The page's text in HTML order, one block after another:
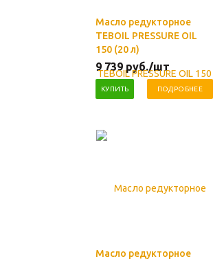
Масло редукторное
TEBOIL PRESSURE OIL
150 (20 л)
9 739 руб./шт
КУПИТЬ ПОДРОБНЕЕ
Масло редукторное